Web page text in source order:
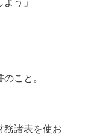
こと。
務諸表を使お